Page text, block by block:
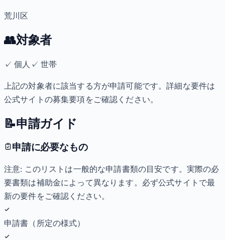
荒川区
👥対象者
✓個人 ✓ 世帯
上記の対象者に該当する方が申請可能です。詳細な要件は
公式サイトの募集要項をご確認ください。
📝申請ガイド
申請に必要なもの
注意: このリストは一般的な申請書類の目安です。実際の必
要書類は補助金によって異なります。必ず公式サイトで最
新の要件をご確認ください。
申請書（所定の様式）